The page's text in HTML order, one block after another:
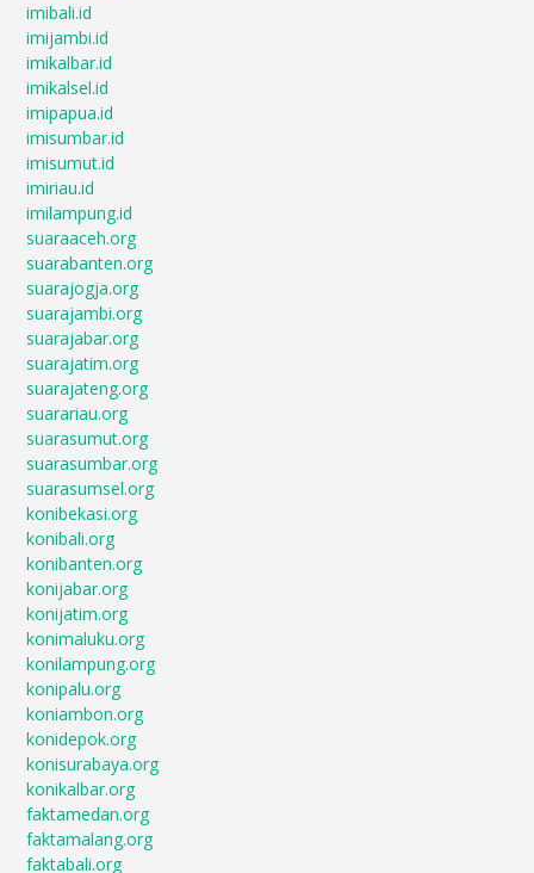
imibali.id
imijambi.id
imikalbar.id
imikalsel.id
imipapua.id
imisumbar.id
imisumut.id
imiriau.id
imilampung.id
suaraaceh.org
suarabanten.org
suarajogja.org
suarajambi.org
suarajabar.org
suarajatim.org
suarajateng.org
suarariau.org
suarasumut.org
suarasumbar.org
suarasumsel.org
konibekasi.org
konibali.org
konibanten.org
konijabar.org
konijatim.org
konimaluku.org
konilampung.org
konipalu.org
koniambon.org
konidepok.org
konisurabaya.org
konikalbar.org
faktamedan.org
faktamalang.org
faktabali.org